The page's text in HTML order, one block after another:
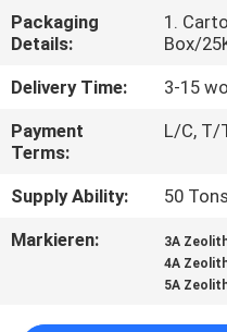
KONTAKT
NEUIGKEITEN
Packaging
Details:
1.
Box/
Delivery Time:
3-15
Payment
Terms:
L/C, T/
Supply Ability:
50
Markieren:
3A
4A
5A